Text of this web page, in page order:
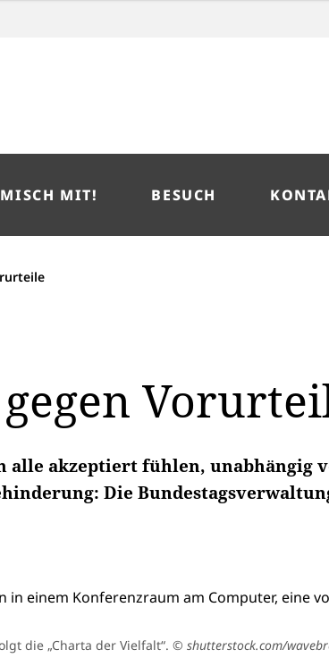
MISCH MIT! BESUCH
alle akzeptiert fühlen, unabhängig
Die
die „Charta der Vielfalt“. © shutterstock.com/